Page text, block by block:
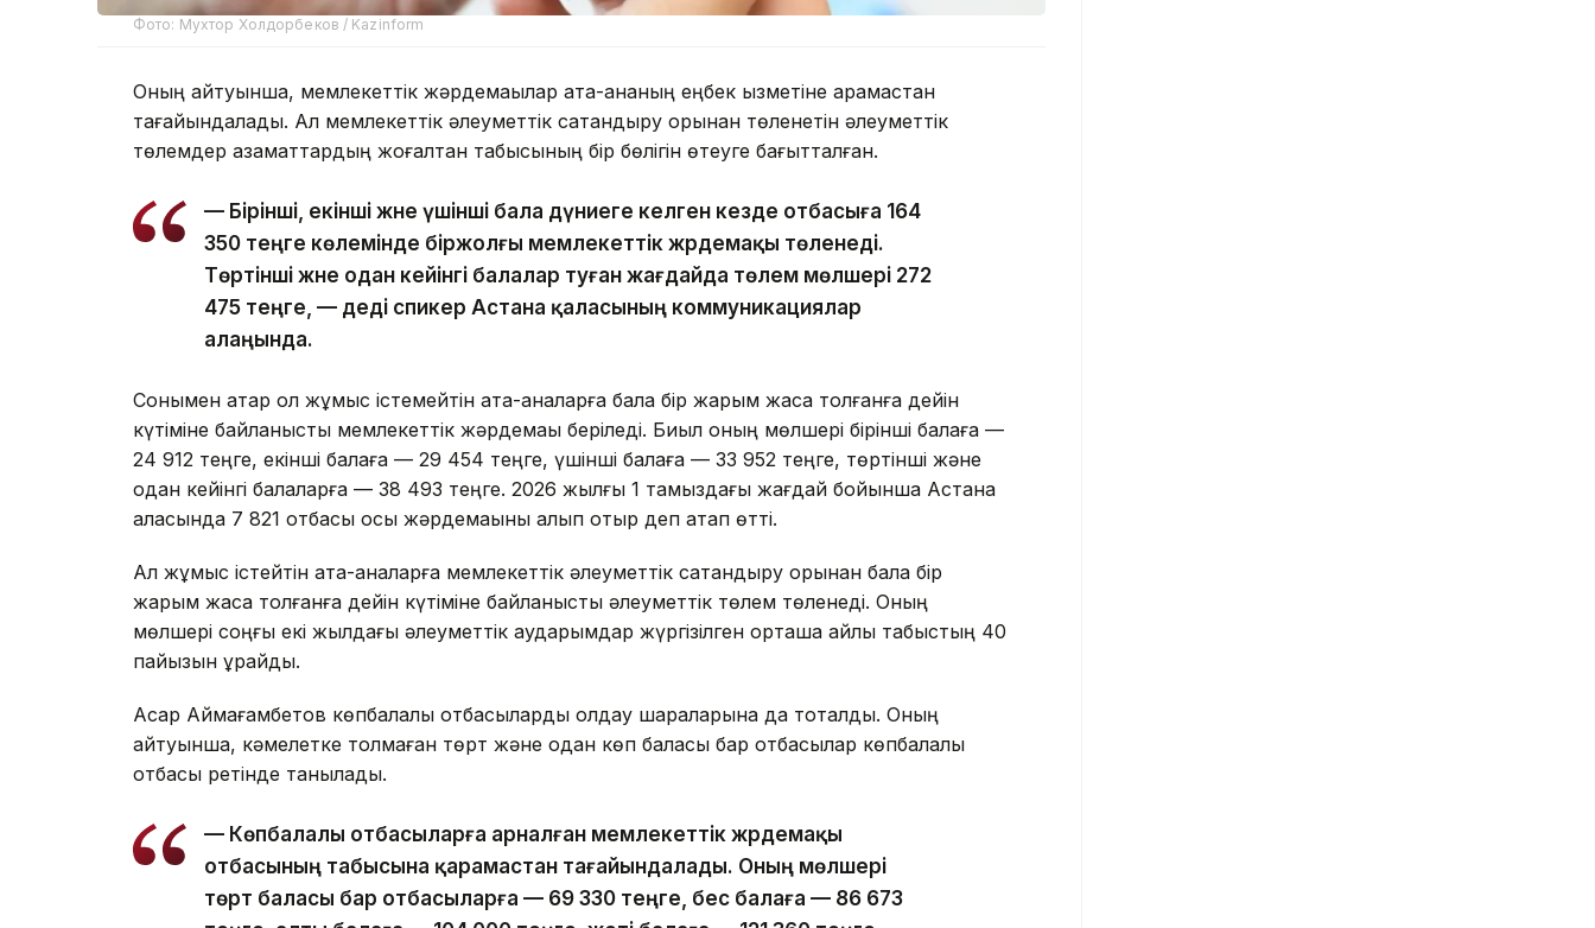
Фото: Мухтор Холдорбеков / Kazinform
Оның айтуынша, мемлекеттік жәрдемақылар ата-ананың еңбек қызметіне қарамастан
тағайындалады. Ал мемлекеттік әлеуметтік сақтандыру қорынан төленетін әлеуметтік
төлемдер азаматтардың жоғалтқан табысының бір бөлігін өтеуге бағытталған.
— Бірінші, екінші және үшінші бала дүниеге келген кезде отбасыға 164
350 теңге көлемінде біржолғы мемлекеттік жәрдемақы төленеді.
Төртінші және одан кейінгі балалар туған жағдайда төлем мөлшері 272
475 теңге, — деді спикер Астана қаласының коммуникациялар
алаңында.
Сонымен қатар ол жұмыс істемейтін ата-аналарға бала бір жарым жасқа толғанға дейін
күтіміне байланысты мемлекеттік жәрдемақы беріледі. Биыл оның мөлшері бірінші балаға —
24 912 теңге, екінші балаға — 29 454 теңге, үшінші балаға — 33 952 теңге, төртінші және
одан кейінгі балаларға — 38 493 теңге. 2026 жылғы 1 тамыздағы жағдай бойынша Астана
қаласында 7 821 отбасы осы жәрдемақыны алып отыр деп атап өтті.
Ал жұмыс істейтін ата-аналарға мемлекеттік әлеуметтік сақтандыру қорынан бала бір
жарым жасқа толғанға дейін күтіміне байланысты әлеуметтік төлем төленеді. Оның
мөлшері соңғы екі жылдағы әлеуметтік аударымдар жүргізілген орташа айлық табыстың 40
пайызын құрайды.
Асқар Аймағамбетов көпбалалы отбасыларды қолдау шараларына да тоқталды. Оның
айтуынша, кәмелетке толмаған төрт және одан көп баласы бар отбасылар көпбалалы
отбасы ретінде танылады.
— Көпбалалы отбасыларға арналған мемлекеттік жәрдемақы
отбасының табысына қарамастан тағайындалады. Оның мөлшері
төрт баласы бар отбасыларға — 69 330 теңге, бес балаға — 86 673